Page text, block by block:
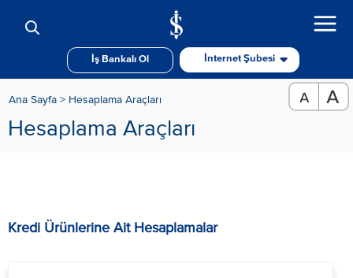
İş Bankalı Ol İnternet Şubesi
Ana Sayfa > Hesaplama Araçları
Hesaplama Araçları
Kredi Ürünlerine Ait Hesaplamalar